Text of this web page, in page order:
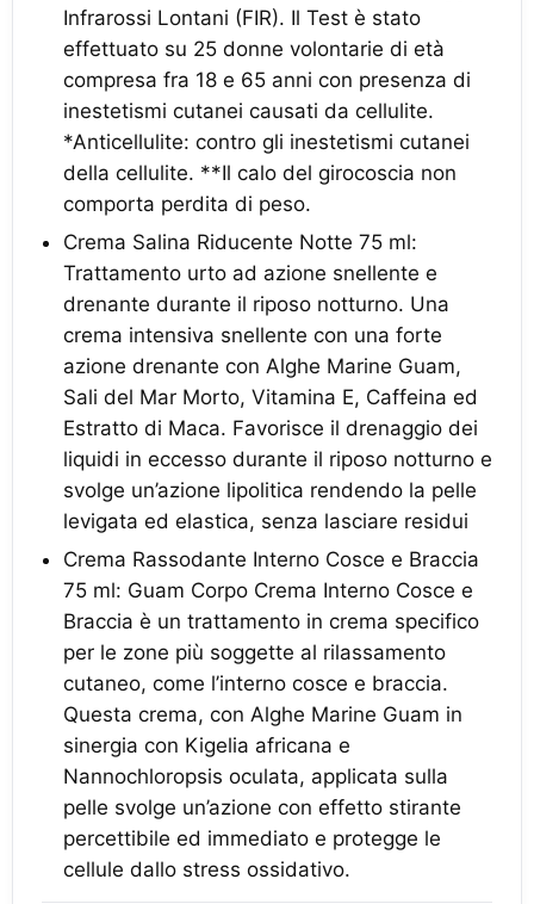
Infrarossi Lontani (FIR). Il Test è stato
effettuato su 25 donne volontarie di età
compresa fra 18 e 65 anni con presenza di
inestetismi cutanei causati da cellulite.
*Anticellulite: contro gli inestetismi cutanei
della cellulite. **Il calo del girocoscia non
comporta perdita di peso.
Crema Salina Riducente Notte 75 ml:
Trattamento urto ad azione snellente e
drenante durante il riposo notturno. Una
crema intensiva snellente con una forte
azione drenante con Alghe Marine Guam,
Sali del Mar Morto, Vitamina E, Caffeina ed
Estratto di Maca. Favorisce il drenaggio dei
liquidi in eccesso durante il riposo notturno e
svolge un’azione lipolitica rendendo la pelle
levigata ed elastica, senza lasciare residui
Crema Rassodante Interno Cosce e Braccia
75 ml: Guam Corpo Crema Interno Cosce e
Braccia è un trattamento in crema specifico
per le zone più soggette al rilassamento
cutaneo, come l’interno cosce e braccia.
Questa crema, con Alghe Marine Guam in
sinergia con Kigelia africana e
Nannochloropsis oculata, applicata sulla
pelle svolge un’azione con effetto stirante
percettibile ed immediato e protegge le
cellule dallo stress ossidativo.